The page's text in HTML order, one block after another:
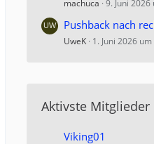
machuca 9. Juni 2026
Pushback nach
UweK 1. Juni 2026
Aktivste Mitglieder
Viking01